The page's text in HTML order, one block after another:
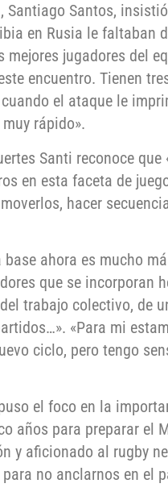
Santiago Santos,
en Rusia le faltaban
mejores jugadores del
encuentro. Tienen
el ataque le
rápido».
Santi reconoce
en esta faceta de
hacer
ahora es mucho
que se incorporan
trabajo colectivo, de
«Para mi
ciclo, pero tengo
el foco en la
años para preparar el
y aficionado al rugby
no anclarnos en el